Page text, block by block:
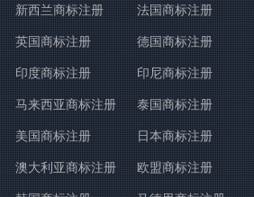
新西兰商标注册 法国商标注册
英国商标注册 德国商标注册
印度商标注册 印尼商标注册
马来西亚商标注册 泰国商标注册
美国商标注册 日本商标注册
澳大利亚商标注册 欧盟商标注册